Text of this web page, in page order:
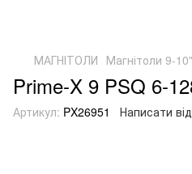
МАГНІТОЛИ Магнітоли 9-10"
Prime-X 9 PSQ 6-
Артикул: PX26951 Написати